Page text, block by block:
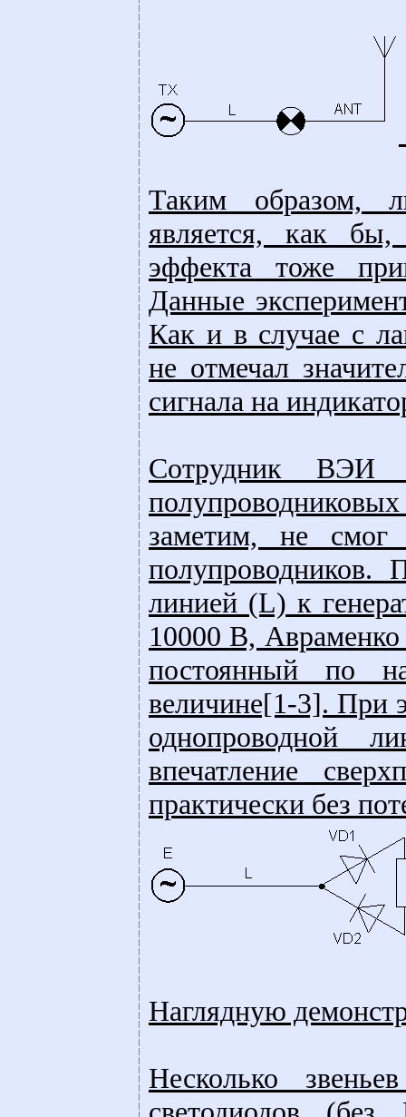
Таким образом,
является, как
эффекта тоже
Данные
Как и в случае с
не отмечал
сигнала на
Сотрудник ВЭИ
заметим, не
полупроводников.
линией (L) к
10000 В,
постоянный по
величине[1-3]. При
однопроводной
впечатление
практически без
Наглядную
Несколько